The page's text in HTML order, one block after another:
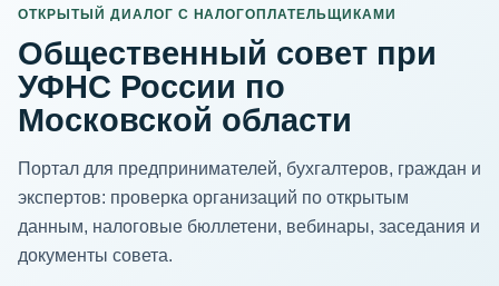
ОТКРЫТЫЙ ДИАЛОГ С НАЛОГОПЛАТЕЛЬЩИКАМИ
Общественный совет при
УФНС России по
Московской области
Портал для предпринимателей, бухгалтеров, граждан и
экспертов: проверка организаций по открытым
данным, налоговые бюллетени, вебинары, заседания и
документы совета.
ИНН организации
Адрес для нормализации